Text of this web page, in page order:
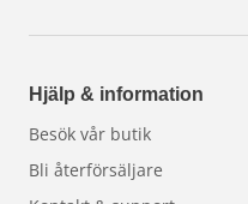
Hjälp & information
Besök vår butik
Bli återförsäljare